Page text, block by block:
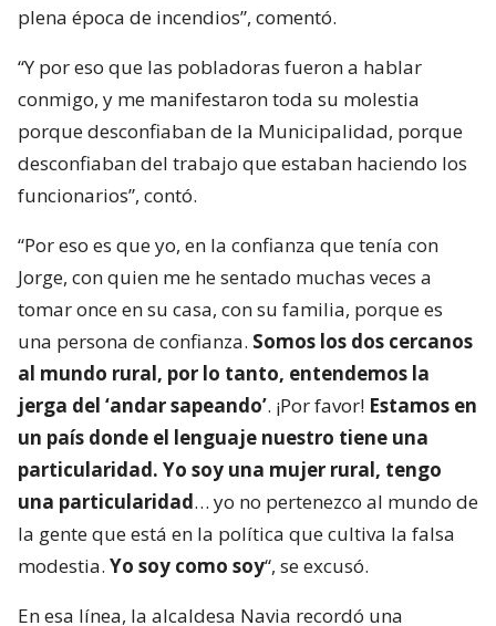
plena época de incendios”, comentó.
“Y por eso que las pobladoras fueron a hablar
conmigo, y me manifestaron toda su molestia
porque desconfiaban de la Municipalidad, porque
desconfiaban del trabajo que estaban haciendo los
funcionarios”, contó.
“Por eso es que yo, en la confianza que tenía con
Jorge, con quien me he sentado muchas veces a
tomar once en su casa, con su familia, porque es
una persona de confianza. Somos los dos cercanos
al mundo rural, por lo tanto, entendemos la
jerga del ‘andar sapeando’. ¡Por favor! Estamos en
un país donde el lenguaje nuestro tiene una
particularidad. Yo soy una mujer rural, tengo
una particularidad… yo no pertenezco al mundo de
la gente que está en la política que cultiva la falsa
modestia. Yo soy como soy“, se excusó.
En esa línea, la alcaldesa Navia recordó una